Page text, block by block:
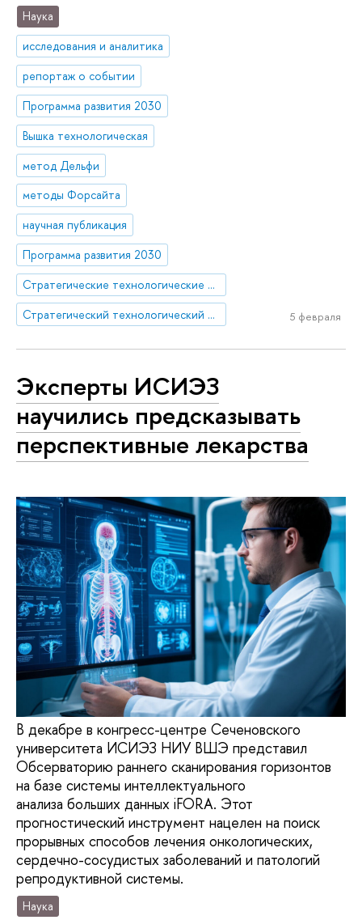
Наука
исследования и аналитика
репортаж о событии
Программа развития 2030
Вышка технологическая
метод Дельфи
методы Форсайта
научная публикация
Программа развития 2030
Стратегические технологические проекты
Стратегический технологический проект «Национальный центр социально-экономического и научно-технологического прогнозирования»
5 февраля
Эксперты ИСИЭЗ
научились предсказывать
перспективные лекарства
В декабре в конгресс-центре Сеченовского
университета ИСИЭЗ НИУ ВШЭ представил
Обсерваторию раннего сканирования горизонтов
на базе системы интеллектуального
анализа больших данных iFORA. Этот
прогностический инструмент нацелен на поиск
прорывных способов лечения онкологических,
сердечно-сосудистых заболеваний и патологий
репродуктивной системы.
Наука